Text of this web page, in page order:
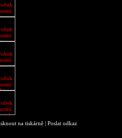
na tiskárně | Poslat odkaz